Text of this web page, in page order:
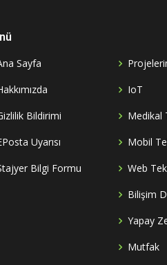
Sayfa
Bildirimi
Uyarısı
Bilgi Formu
IoT
Medikal
Mobil
Web
Bilişim
Yapay
Mutfak